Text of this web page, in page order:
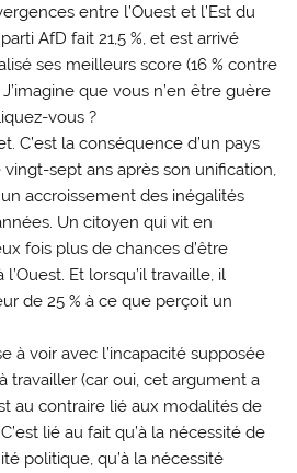
entre l’Ouest et l’Est du
AfD fait 21,5 %, et est arrivé
ses meilleurs score (16 % contre
que vous n’en être guère
vous ?
C’est la conséquence d’un pays
sept ans après son unification,
accroissement des inégalités
Un citoyen qui vit en
fois plus de chances d’être
Et lorsqu’il travaille, il
de 25 % à ce que perçoit un
à voir avec l’incapacité supposée
travailler (car oui, cet argument a
au contraire lié aux modalités de
lié au fait qu’à la nécessité de
politique, qu’à la nécessité